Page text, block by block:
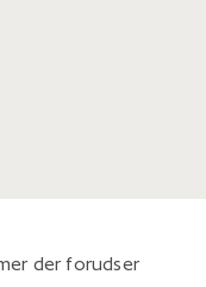
der forudser